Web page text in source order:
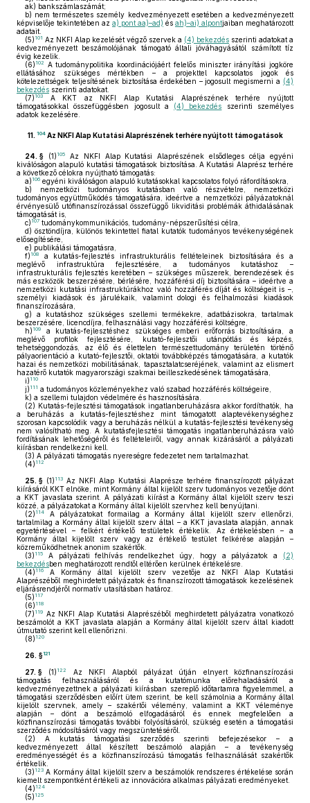
ak) bankszámlaszámát;
b) nem természetes személy kedvezményezett esetében a kedvezményezett
képviselője tekintetében az a) pont aa)–ad) és ah)–ai) alpontjaiban meghatározott
adatait.
(5) 101 Az NKFI Alap kezelését végző szervek a (4) bekezdés szerinti adatokat a
kedvezményezett beszámolójának támogató általi jóváhagyásától számított tíz
évig kezelik.
(6) 102
A tudománypolitika koordinációjáért felelős miniszter irányítási jogköre
ellátásához szükséges mértékben – a projekttel kapcsolatos jogok és
kötelezettségek teljesítésének biztosítása érdekében – jogosult megismerni a (4)
bekezdés szerinti adatokat.
(7) 103
A KKT az NKFI Alap Kutatási Alaprészének terhére nyújtott
támogatásokkal összefüggésben jogosult a (4) bekezdés szerinti személyes
adatok kezelésére.
11. 104Az NKFI Alap Kutatási Alaprészének terhére nyújtott támogatások
24. § (1) 105Az NKFI Alap Kutatási Alaprészének elsődleges célja egyéni
kiválóságon alapuló kutatási támogatások biztosítása. A Kutatási Alaprész terhére
a következő célokra nyújtható támogatás:
a) 106 egyéni kiválóságon alapuló kutatásokkal kapcsolatos folyó ráfordításokra,
b) nemzetközi tudományos kutatásban való részvételre, nemzetközi
tudományos együttműködés támogatására, ideértve a nemzetközi pályázatoknál
érvényesülő utófinanszírozással összefüggő likviditási problémák áthidalásának
támogatását is,
c) 107 tudománykommunikációs, tudomány-népszerűsítési célra,
d) ösztöndíjra, különös tekintettel fiatal kutatók tudományos tevékenységének
elősegítésére,
e) publikálási támogatásra,
f) 108
a kutatás-fejlesztés infrastrukturális feltételeinek biztosítására és a
meglévő infrastruktúra fejlesztésére, a tudományos kutatáshoz –
infrastrukturális fejlesztés keretében – szükséges műszerek, berendezések és
más eszközök beszerzésére, bérlésére, hozzáférési díj biztosítására – ideértve a
nemzetközi kutatási infrastruktúrákhoz való hozzáférés díját és költségeit is –,
személyi kiadások és járulékaik, valamint dologi és felhalmozási kiadások
finanszírozására,
g) a kutatáshoz szükséges szellemi termékekre, adatbázisokra, tartalmak
beszerzésére, licencdíjra, felhasználási vagy hozzáférési költségre,
h) 109
a kutatás-fejlesztéshez szükséges emberi erőforrás biztosítására, a
meglévő profilok fejlesztésére, kutató-fejlesztői utánpótlás és képzés,
tehetséggondozás, az élő és élettelen természettudomány területén történő
pályaorientáció a kutató-fejlesztői, oktatói továbbképzés támogatására, a kutatók
hazai és nemzetközi mobilitásának, tapasztalatcseréjének, valamint az elismert
hazatérő kutatók magyarországi szakmai beilleszkedésének támogatására,
i) 110
j) 111 a tudományos közleményekhez való szabad hozzáférés költségeire,
k) a szellemi tulajdon védelmére és hasznosítására.
(2) Kutatás-fejlesztési támogatások ingatlanberuházásra akkor fordíthatók, ha
a beruházás a kutatás-fejlesztéshez mint támogatott alaptevékenységhez
szorosan kapcsolódik vagy a beruházás nélkül a kutatás-fejlesztési tevékenység
nem valósítható meg. A kutatásfejlesztési támogatás ingatlanberuházásra való
fordításának lehetőségéről és feltételeiről, vagy annak kizárásáról a pályázati
kiírásban rendelkezni kell.
(3) A pályázati támogatás nyereségre fedezetet nem tartalmazhat.
(4) 112
25. § (1) 113 Az NKFI Alap Kutatási Alaprésze terhére finanszírozott pályázat
kiírásáról KKT elnöke, mint Kormány által kijelölt szerv tudományos vezetője dönt
a KKT javaslata szerint. A pályázati kiírást a Kormány által kijelölt szerv teszi
közzé, a pályázatokat a Kormány által kijelölt szervhez kell benyújtani.
(2) 114
A pályázatokat formailag a Kormány által kijelölt szerv ellenőrzi,
tartalmilag a Kormány által kijelölt szerv által – a KKT javaslata alapján, annak
egyetértésével – felkért értékelő testületek értékelik. Az értékelésben – a
Kormány által kijelölt szerv vagy az értékelő testület felkérése alapján –
közreműködhetnek anonim szakértők.
(3) 115 A pályázati felhívás rendelkezhet úgy, hogy a pályázatok a (2)
bekezdésben meghatározott rendtől eltérően kerülnek értékelésre.
(4) 116
A Kormány által kijelölt szerv vezetője az NKFI Alap Kutatási
Alaprészéből meghirdetett pályázatok és finanszírozott támogatások kezelésének
eljárásrendjéről normatív utasításban határoz.
(5) 117
(6) 118
(7) 119 Az NKFI Alap Kutatási Alaprészéből meghirdetett pályázatra vonatkozó
beszámolót a KKT javaslata alapján a Kormány által kijelölt szerv által kiadott
útmutató szerint kell ellenőrizni.
(8) 120
26. §121
27. § (1) 122
Az NKFI Alapból pályázat útján elnyert közfinanszírozási
támogatás felhasználásáról és a kutatómunka előrehaladásáról a
kedvezményezettnek a pályázati kiírásban szereplő időtartamra figyelemmel, a
támogatási szerződésben előírt ütem szerint, be kell számolnia a Kormány által
kijelölt szervnek, amely – szakértői vélemény, valamint a KKT véleménye
alapján – dönt a beszámoló elfogadásáról és ennek megfelelően a
közfinanszírozási támogatás további folyósításáról, szükség esetén a támogatási
szerződés módosításáról vagy megszüntetéséről.
(2) A kutatás támogatási szerződés szerinti befejezésekor – a
kedvezményezett által készített beszámoló alapján – a tevékenység
eredményességét és a közfinanszírozású támogatás felhasználását szakértők
értékelik.
(3) 123 A Kormány által kijelölt szerv a beszámolók rendszeres értékelése során
kiemelt szempontként értékeli az innovációra alkalmas pályázati eredményeket.
(4) 124
(5) 125